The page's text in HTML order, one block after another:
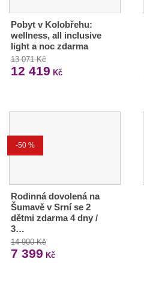
Pobyt v Kolobřehu:
wellness, all inclusive
light a noc zdarma
13 071 Kč
12 419 Kč
-50 %
Rodinná dovolená na
Šumavě v Srní se 2
dětmi zdarma 4 dny /
3…
14 900 Kč
7 399 Kč